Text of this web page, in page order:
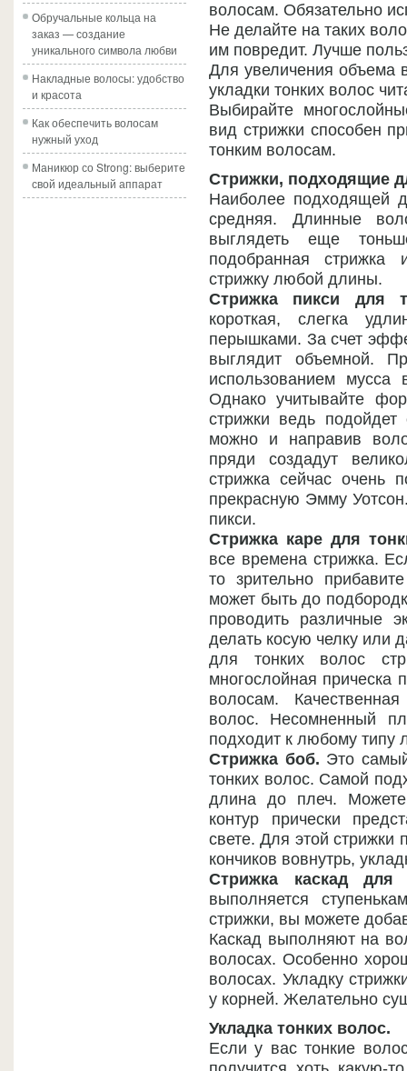
Обручальные кольца на
заказ — создание
уникального символа любви
Накладные волосы: удобство
и красота
Как обеспечить волосам
нужный уход
Маникюр со Strong: выберите
свой идеальный аппарат
волосам. Обязательно
Не делайте на таких
им повредит. Лучше
Для увеличения объема
укладки тонких волос
Выбирайте
вид стрижки способен
тонким волосам.
Стрижки, подходящие
Наиболее подходящей
средняя. Длинные
выглядеть еще
подобранная стрижка
стрижку любой длины.
Стрижка пикси для
короткая, слегка
перышками. За счет
выглядит объемной.
использованием мусса
Однако учитывайте
стрижки ведь
можно и направив
пряди создадут
стрижка сейчас очень
прекрасную Эмму
пикси.
Стрижка каре для
все времена стрижка.
то зрительно
может быть до
проводить различные
делать косую челку или
для тонких волос
многослойная прическа
волосам.
волос. Несомненный
подходит к любому типу
Стрижка боб. Это
тонких волос. Самой
длина до плеч.
контур прически
свете. Для этой стрижки
кончиков вовнутрь,
Стрижка каскад для
выполняется
стрижки, вы можете
Каскад выполняют на
волосах. Особенно
волосах. Укладку
у корней. Желательно
Укладка тонких волос.
Если у вас тонкие